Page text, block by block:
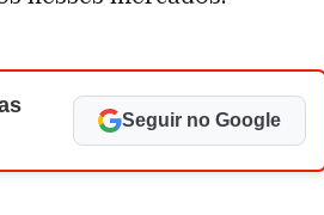
Seguir no Google